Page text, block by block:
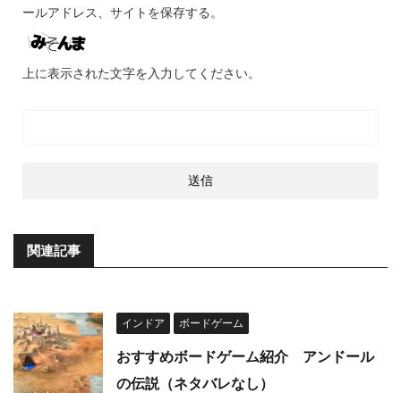
ールアドレス、サイトを保存する。
上に表示された文字を入力してください。
関連記事
インドア ボードゲーム
おすすめボードゲーム紹介 アンドール
の伝説（ネタバレなし）